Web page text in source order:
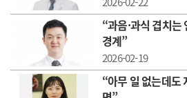
“과음·과식 겹치
경계”
2026-02-19
“아무 일 없는데도